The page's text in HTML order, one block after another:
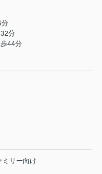
分
32分
44分
ミリー向け